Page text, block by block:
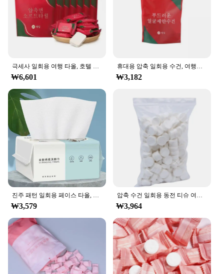
The 물티슈 100매 set is not just about efficiency;
it's also about user-friendly design. The mops are
lightweight and easy to maneuver, making them
suitable for various cleaning scenarios. Whether
you're cleaning a large commercial space or a small
microfiber material is gentle on surfaces, preventing
scratches and damage, ensuring that your cleaning
tasks are completed with care. With the 물티슈 100
매 set, you can expect a high level of performance
and property, making it an excellent choice for both
personal and professional use.
극세사 일회용 여행 타올, 호텔 컴팩트 플랫 미니 물티슈, 가정용 티슈, 얼굴 압축 물티슈
₩6,601
휴대용 압축 일회용 수건, 여행용 부직포 수건, 물 젖은 닦기, 야외용 촉촉한 티슈 캔디 타월, 20 개
₩3,182
진주 패턴 일회용 페이스 타올, 100% 코튼 티슈, 재사용 가능한 부드러운 페이셜 클렌징, 습식 및 건식 메이크업 부직포 타월
₩3,579
압축 수건 일회용 동전 티슈 여행 휴대용 미니 압축 수건, 야외 여행 바베큐 야외 캠핑용, 50 개
₩3,964